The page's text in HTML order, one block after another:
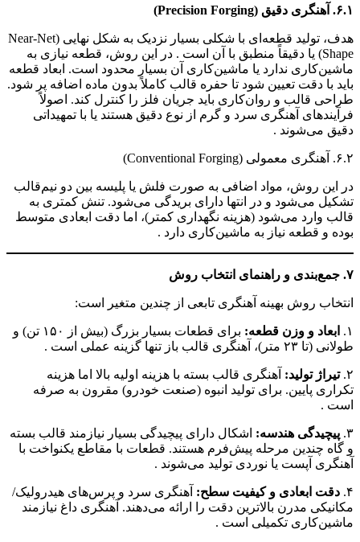
۶.۱. آهنگری دقیق (Precision Forging)
هدف، تولید قطعه‌ای با شکلی بسیار نزدیک به شکل نهایی (Near-Net
Shape) یا دقیقاً منطبق با آن است . در این روش، قطعه نیازی به
ماشین‌کاری ندارد یا ماشین‌کاری آن بسیار محدود است. ابعاد قطعه
باید با دقت تعیین شود تا حفره قالب کاملاً بدون ماده اضافه پر شود.
طراحی قالب و روان‌کاری باید جریان فلز را کنترل کند. اصولاً
فرآیندهای آهنگری سرد و گرم از نوع دقیق هستند یا با تمهیداتی
دقیق می‌شوند .
۶.۲. آهنگری معمولی (Conventional Forging)
در این روش، مواد اضافی به صورت فلش یا پلیسه بین دو نیم‌قالب
تشکیل می‌شود و در انتها دارای بریدگی می‌شود. تنش کمتری به
قالب وارد می‌شود (هزینه نگهداری کمتر)، اما دقت ابعادی متوسط
بوده و قطعه نیاز به ماشین‌کاری دارد .
۷. جمع‌بندی و راهنمای انتخاب روش
انتخاب روش بهینه آهنگری تابعی از چندین متغیر است:
۱. ابعاد و وزن قطعه:
برای قطعات بسیار بزرگ (بیش از ۱۵۰ تن) و
طولانی (تا ۲۳ متر)، آهنگری قالب باز تنها گزینه عملی است .
۲. تیراژ تولید: آهنگری قالب بسته با هزینه اولیه بالا اما هزینه
تکراری پایین. برای تولید انبوه (صنعت خودرو) مقرون به صرفه
است .
۳. پیچیدگی هندسه: اشکال دارای پیچیدگی بسیار نیازمند قالب بسته
و گاه چندین مرحله پیش‌فرم هستند. قطعات با مقاطع یکنواخت با
آهنگری آپست یا نوردی تولید می‌شوند .
۴. دقت ابعادی و کیفیت سطح: آهنگری سرد و پرس‌های هیدرولیک/
مکانیکی مدرن بالاترین دقت را ارائه می‌دهند. آهنگری داغ نیازمند
ماشین‌کاری تکمیلی است .